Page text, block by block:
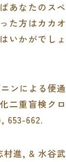
あなたのスペ
た方はカカオ
いかがでしょ
ンによる便通
二重盲検クロ
653-662.
村進, & 水谷武